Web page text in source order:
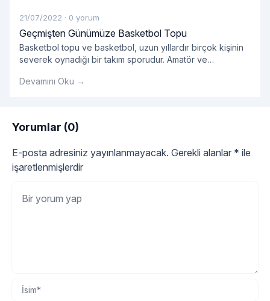
21/07/2022 · 0 yorum
Geçmişten Günümüze Basketbol Topu
Basketbol topu ve basketbol, ​​uzun yıllardır birçok kişinin
severek oynadığı bir takım sporudur. Amatör ve
basket çok önemlidir.
Devamını Oku →
Yorumlar (0)
E-posta adresiniz yayınlanmayacak. Gerekli alanlar * ile
işaretlenmişlerdir